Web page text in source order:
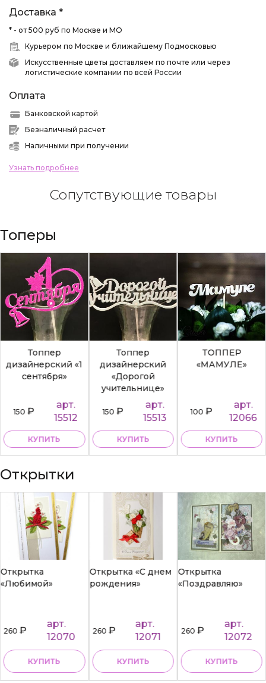
Доставка *
* - от 500 руб по Москве и МО
Курьером по Москве и ближайшему Подмосковью
Искусственные цветы доставляем по почте или через
логистические компании по всей России
Оплата
Банковской картой
Безналичный расчет
Наличными при получении
Узнать подробнее
Сопутствующие товары
Топеры
Топпер
дизайнерский «1
сентября»
150₽
арт.
15512
КУПИТЬ
Топпер
дизайнерский
«Дорогой
учительнице»
150₽
арт.
15513
КУПИТЬ
ТОППЕР
«МАМУЛЕ»
100₽
арт.
12066
КУПИТЬ
Открытки
Открытка
«Любимой»
260₽
арт.
12070
КУПИТЬ
Открытка «С днем
рождения»
260₽
арт.
12071
КУПИТЬ
Открытка
«Поздравляю»
260₽
арт.
12072
КУПИТЬ